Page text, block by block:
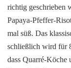
richtig geschrieben
Papaya-Pfeffer-
mal süß. Das
schließlich wird für
dass Quarré-Köche